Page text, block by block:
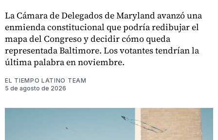
La Cámara de Delegados de Maryland avanzó una
enmienda constitucional que podría redibujar el
mapa del Congreso y decidir cómo queda
representada Baltimore. Los votantes tendrían la
última palabra en noviembre.
EL TIEMPO LATINO TEAM
5 de agosto de 2026